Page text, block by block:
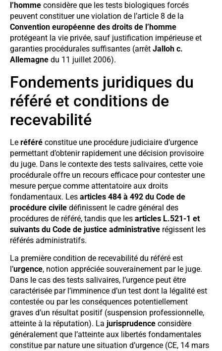
l’homme considère que les tests biologiques forcés
peuvent constituer une violation de l’article 8 de la
Convention européenne des droits de l’homme
protégeant la vie privée, sauf justification impérieuse et
garanties procédurales suffisantes (arrêt Jalloh c.
Allemagne du 11 juillet 2006).
Fondements juridiques du
référé et conditions de
recevabilité
Le référé constitue une procédure judiciaire d’urgence
permettant d’obtenir rapidement une décision provisoire
du juge. Dans le contexte des tests salivaires, cette voie
procédurale offre un recours efficace pour contester une
mesure perçue comme attentatoire aux droits
fondamentaux. Les articles 484 à 492 du Code de
procédure civile définissent le cadre général des
procédures de référé, tandis que les articles L.521-1 et
suivants du Code de justice administrative régissent les
référés administratifs.
La première condition de recevabilité du référé est
l’urgence, notion appréciée souverainement par le juge.
Dans le cas des tests salivaires, l’urgence peut être
caractérisée par l’imminence d’un test dont la légalité est
contestée ou par les conséquences potentiellement
graves d’un résultat positif (suspension professionnelle,
atteinte à la réputation). La jurisprudence considère
généralement que l’atteinte aux libertés fondamentales
constitue par nature une situation d’urgence (CE, 14 mars